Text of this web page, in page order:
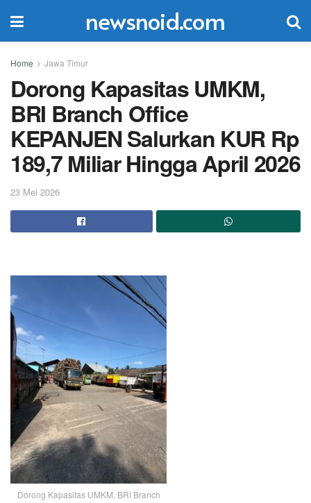
newsnoid.com
Home Jawa Timur
Dorong Kapasitas UMKM,
BRI Branch Office
KEPANJEN Salurkan KUR Rp
189,7 Miliar Hingga April 2026
23 Mei 2026
Dorong Kapasitas UMKM, BRI Branch